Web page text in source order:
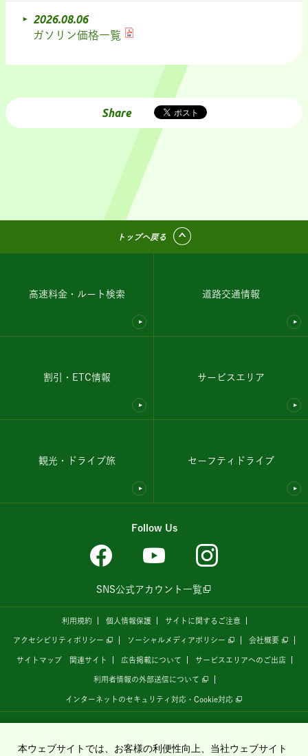
2026.08.06
ガソリン価格一覧
Share
トップへ戻る
高速料金・ルート検索 道路交通情報
割引・ETC情報 サービスエリア
観光・ドライブ旅 セーフティドライブ
Follow Us
SNS公式アカウント一覧
利用規約 個人情報保護 サイトに関するご注意
アクセシビリティポリシー ソーシャルメディアポリシー 会社概要
サイトマップ 関連サイト 広告掲載について サービスエリアへのご出店
利用者情報の外部送信について
インターネットのセキュリティ対応・Cookie対応
運営しています。
本ウェブサイトでは、お客様の利便性向上、当社ウェブサイト